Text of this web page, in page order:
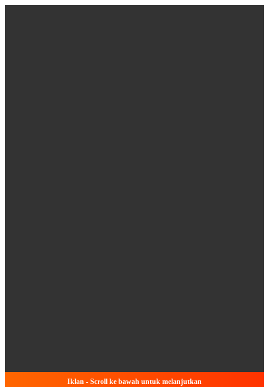
Iklan - Scroll ke bawah untuk melanjutkan